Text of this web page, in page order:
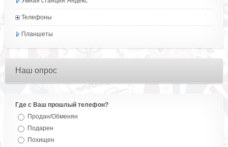
Телефоны
Планшеты
Наш опрос
Где с Ваш прошлый телефон?
Продан/Обменян
Подарен
Похищен